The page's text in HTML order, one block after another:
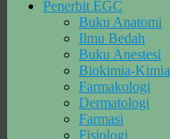
Penerbit EGC
Buku Anatomi
Ilmu Bedah
Buku Anestesi
Biokimia-Kimia
Farmakologi
Dermatologi
Farmasi
Fisiologi